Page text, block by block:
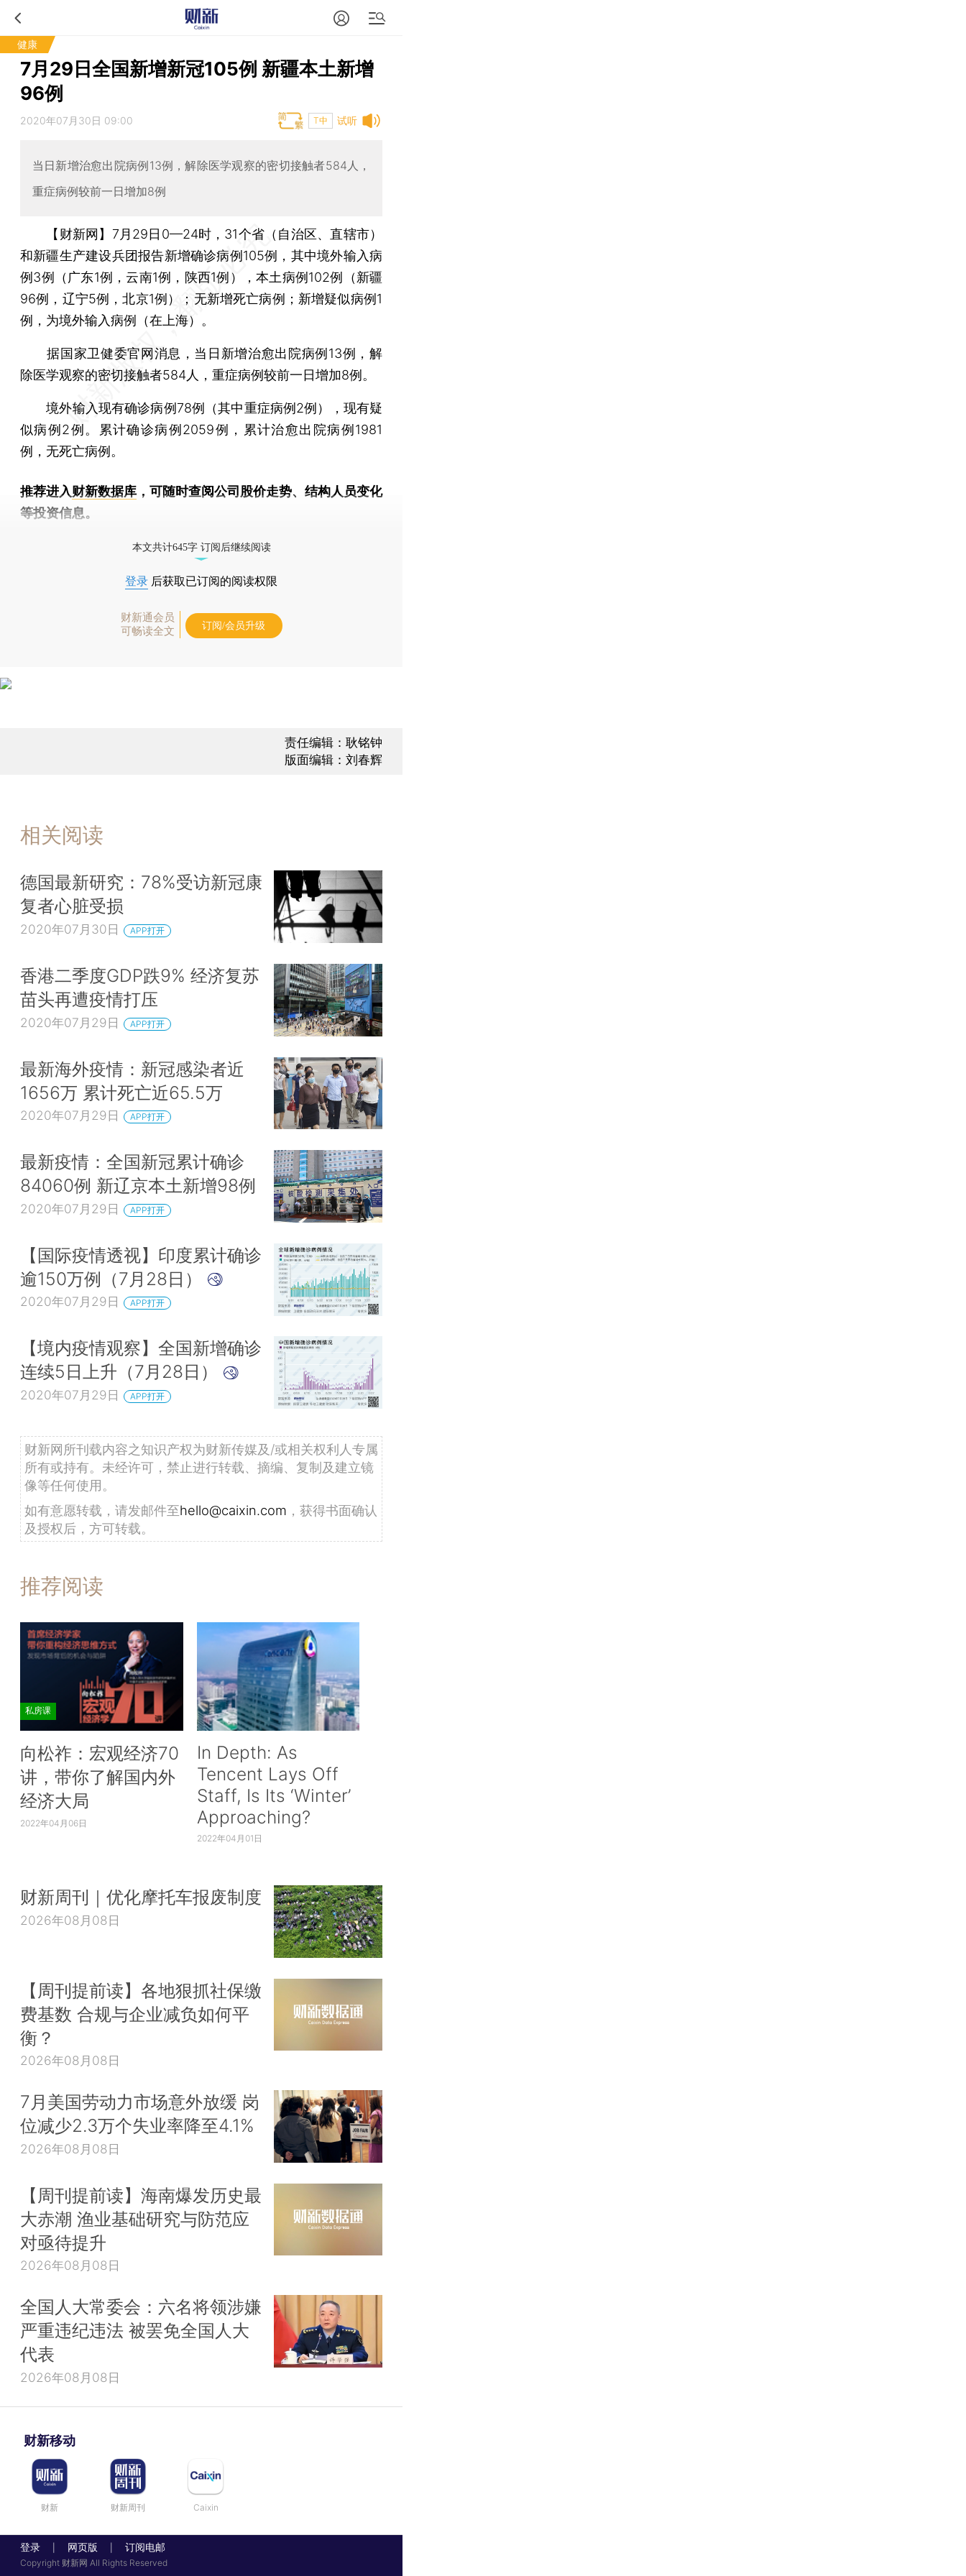
健康
7月29日全国新增新冠105例 新疆本土新增
96例
试听
2020年07月30日 09:00 T中
当日新增治愈出院病例13例，解除医学观察的密切接触者584人，
重症病例较前一日增加8例
【财新网】 7月29日0—24时，31个省（自治区、直辖市）
和新疆生产建设兵团报告新增确诊病例105例，其中境外输入病
例3例（广东1例，云南1例，陕西1例），本土病例102例（新疆
96例，辽宁5例，北京1例）；无新增死亡病例；新增疑似病例1
例，为境外输入病例（在上海）。
据国家卫健委官网消息，当日新增治愈出院病例13例，解
除医学观察的密切接触者584人，重症病例较前一日增加8例。
境外输入现有确诊病例78例（其中重症病例2例），现有疑
似病例2例。累计确诊病例2059例，累计治愈出院病例1981
例，无死亡病例。
推荐进入财新数据库 ，可随时查阅公司股价走势、结构人员变化
等投资信息。
本文共计645字 订阅后继续阅读
登录 后获取已订阅的阅读权限
财新通会员
可畅读全文
订阅/会员升级
责任编辑：耿铭钟
版面编辑：刘春辉
相关阅读
德国最新研究：78%受访新冠康
复者心脏受损
2020年07月30日 APP打开
香港二季度GDP跌9% 经济复苏
苗头再遭疫情打压
2020年07月29日 APP打开
最新海外疫情：新冠感染者近
1656万 累计死亡近65.5万
2020年07月29日 APP打开
最新疫情：全国新冠累计确诊
84060例 新辽京本土新增98例
2020年07月29日 APP打开
【国际疫情透视】印度累计确诊
逾150万例（7月28日）
2020年07月29日 APP打开
【境内疫情观察】全国新增确诊
连续5日上升（7月28日）
2020年07月29日 APP打开
财新网所刊载内容之知识产权为财新传媒及/或相关权利人专属
所有或持有。未经许可，禁止进行转载、摘编、复制及建立镜
像等任何使用。
如有意愿转载，请发邮件至hello@caixin.com ，获得书面确认
及授权后，方可转载。
推荐阅读
私房课
向松祚：宏观经济70
讲，带你了解国内外
经济大局
2022年04月06日
In Depth: As
Tencent Lays Off
Staff, Is Its ‘Winter’
Approaching?
2022年04月01日
财新周刊｜优化摩托车报废制度
2026年08月08日
【周刊提前读】各地狠抓社保缴
费基数 合规与企业减负如何平
衡？
2026年08月08日
7月美国劳动力市场意外放缓 岗
位减少2.3万个失业率降至4.1%
2026年08月08日
【周刊提前读】海南爆发历史最
大赤潮 渔业基础研究与防范应
对亟待提升
2026年08月08日
全国人大常委会：六名将领涉嫌
严重违纪违法 被罢免全国人大
代表
2026年08月08日
财新移动
财新 财新周刊 Caixin
登录 网页版 订阅电邮
Copyright 财新网 All Rights Reserved